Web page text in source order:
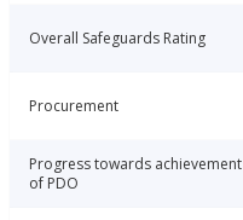
Overall Safeguards Rating
Procurement
Progress towards achievement
of PDO